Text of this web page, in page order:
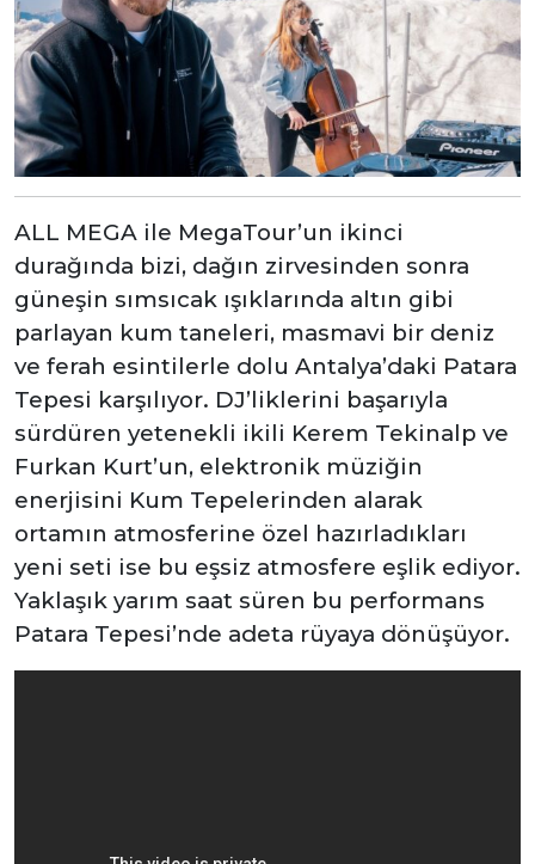
ALL MEGA ile MegaTour’un ikinci
durağında bizi, dağın zirvesinden sonra
güneşin sımsıcak ışıklarında altın gibi
parlayan kum taneleri, masmavi bir deniz
ve ferah esintilerle dolu Antalya’daki Patara
Tepesi karşılıyor. DJ’liklerini başarıyla
sürdüren yetenekli ikili Kerem Tekinalp ve
Furkan Kurt’un, elektronik müziğin
enerjisini Kum Tepelerinden alarak
ortamın atmosferine özel hazırladıkları
yeni seti ise bu eşsiz atmosfere eşlik ediyor.
Yaklaşık yarım saat süren bu performans
Patara Tepesi’nde adeta rüyaya dönüşüyor.